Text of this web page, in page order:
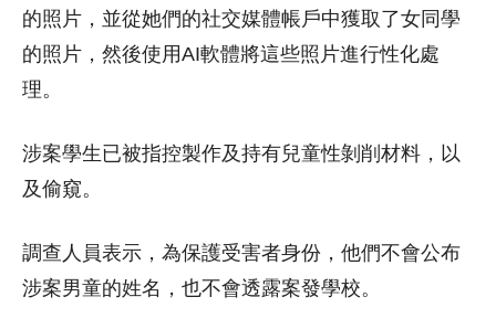
的照片，並從她們的社交媒體帳戶中獲取了女同學
的照片，然後使用AI軟體將這些照片進行性化處
理。
涉案學生已被指控製作及持有兒童性剝削材料，以
及偷窺。
調查人員表示，為保護受害者身份，他們不會公布
涉案男童的姓名，也不會透露案發學校。